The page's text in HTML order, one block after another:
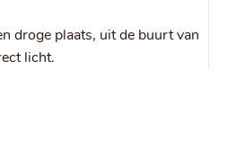
droge plaats, uit de buurt van
licht.